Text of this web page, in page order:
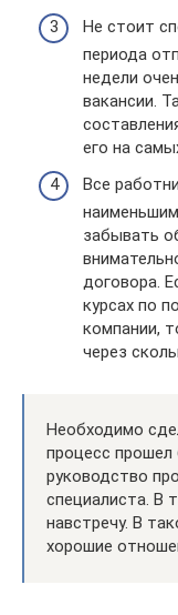
Не стоит
периода
недели
вакансии.
его на
Все
забывать
договора.
курсах по
компании,
через
Необходимо
процесс прошел
руководство
специалиста. В
навстречу. В
хорошие